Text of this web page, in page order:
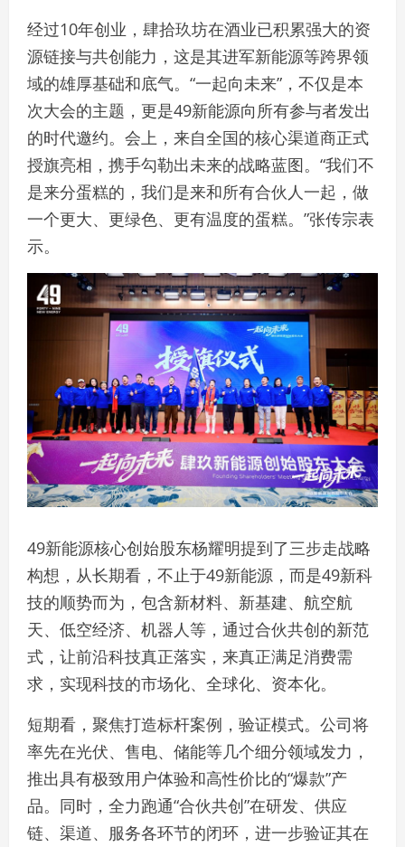
经过10年创业，肆拾玖坊在酒业已积累强大的资
源链接与共创能力，这是其进军新能源等跨界领
域的雄厚基础和底气。“一起向未来”，不仅是本
次大会的主题，更是49新能源向所有参与者发出
的时代邀约。会上，来自全国的核心渠道商正式
授旗亮相，携手勾勒出未来的战略蓝图。“我们不
是来分蛋糕的，我们是来和所有合伙人一起，做
一个更大、更绿色、更有温度的蛋糕。”张传宗表
示。
49新能源核心创始股东杨耀明提到了三步走战略
构想，从长期看，不止于49新能源，而是49新科
技的顺势而为，包含新材料、新基建、航空航
天、低空经济、机器人等，通过合伙共创的新范
式，让前沿科技真正落实，来真正满足消费需
求，实现科技的市场化、全球化、资本化。
短期看，聚焦打造标杆案例，验证模式。公司将
率先在光伏、售电、储能等几个细分领域发力，
推出具有极致用户体验和高性价比的“爆款”产
品。同时，全力跑通“合伙共创”在研发、供应
链、渠道、服务各环节的闭环，进一步验证其在